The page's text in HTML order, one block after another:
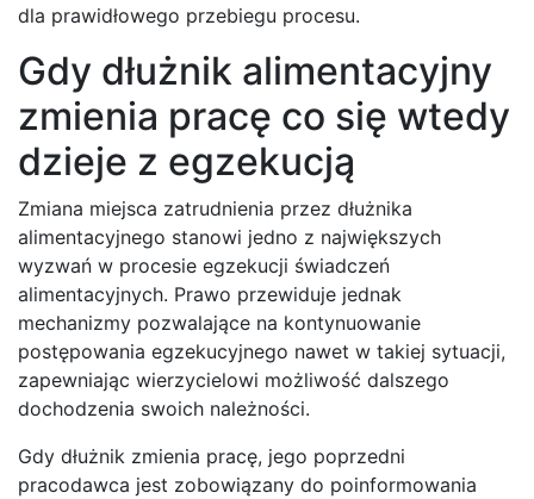
dla prawidłowego przebiegu procesu.
Gdy dłużnik alimentacyjny
zmienia pracę co się wtedy
dzieje z egzekucją
Zmiana miejsca zatrudnienia przez dłużnika
alimentacyjnego stanowi jedno z największych
wyzwań w procesie egzekucji świadczeń
alimentacyjnych. Prawo przewiduje jednak
mechanizmy pozwalające na kontynuowanie
postępowania egzekucyjnego nawet w takiej sytuacji,
zapewniając wierzycielowi możliwość dalszego
dochodzenia swoich należności.
Gdy dłużnik zmienia pracę, jego poprzedni
pracodawca jest zobowiązany do poinformowania